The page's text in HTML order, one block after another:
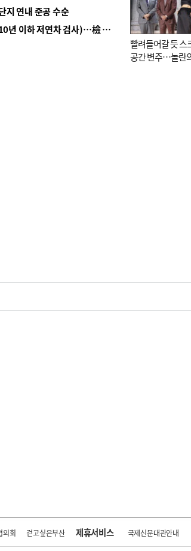
지 연내 준공 수순
■ 검사 신분 버리고 직급하향(10년 이하 저연차 검사)…檢 중수청행 기피
빨려들어갈 듯 스
공간 변주…놀란
의회 걷고싶은부산 제휴서비스 국제신문대관안내